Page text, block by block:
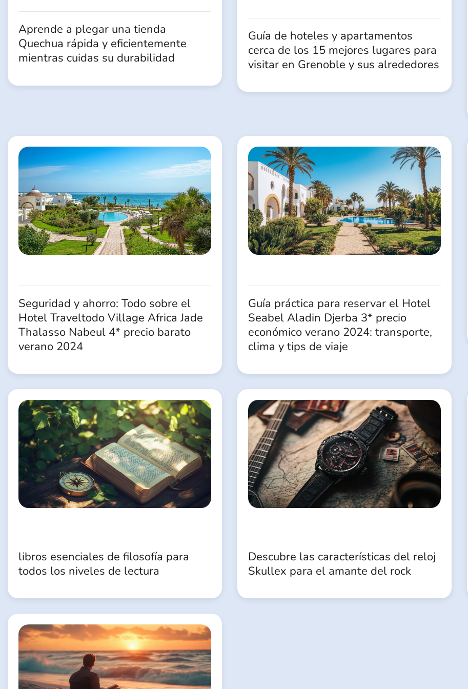
Aprende a plegar una tienda
Quechua rápida y eficientemente
mientras cuidas su durabilidad
Guía de hoteles y apartamentos
cerca de los 15 mejores lugares para
visitar en Grenoble y sus alrededores
Seguridad y ahorro: Todo sobre el
Hotel Traveltodo Village Africa Jade
Thalasso Nabeul 4* precio barato
verano 2024
Guía práctica para reservar el Hotel
Seabel Aladin Djerba 3* precio
económico verano 2024: transporte,
clima y tips de viaje
libros esenciales de filosofía para
todos los niveles de lectura
Descubre las características del reloj
Skullex para el amante del rock